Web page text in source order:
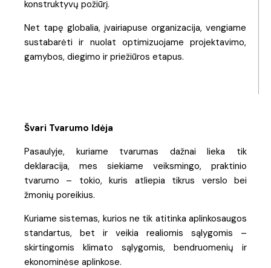
konstruktyvų požiūrį.
Net tapę globalia, įvairiapuse organizacija, vengiame
sustabarėti ir nuolat optimizuojame projektavimo,
gamybos, diegimo ir priežiūros etapus.
Švari Tvarumo Idėja
Pasaulyje, kuriame tvarumas dažnai lieka tik
deklaracija, mes siekiame veiksmingo, praktinio
tvarumo – tokio, kuris atliepia tikrus verslo bei
žmonių poreikius.
Kuriame sistemas, kurios ne tik atitinka aplinkosaugos
standartus, bet ir veikia realiomis sąlygomis –
skirtingomis klimato sąlygomis, bendruomenių ir
ekonominėse aplinkose.